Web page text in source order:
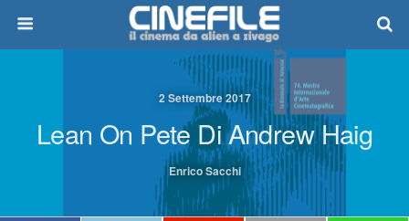
2 Settembre 2017
Lean On Pete Di Andrew Haig
Enrico Sacchi